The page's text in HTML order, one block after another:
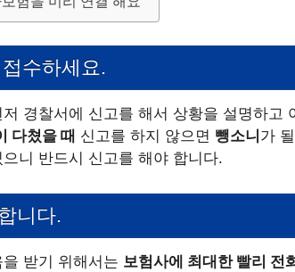
수하세요.
경찰서에 신고를 해서 상황을 설명하고
다쳤을 때 신고를 하지 않으면 뺑소니 가
니 반드시 신고를 해야 합니다.
니다.
받기 위해서는 보험사에 최대한 빨리 전